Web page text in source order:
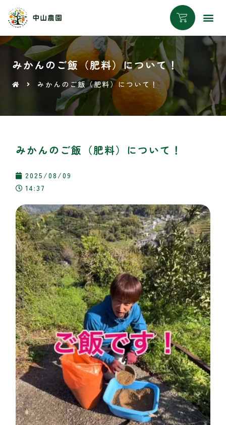
みかんのご飯（肥料）について！
みかんのご飯（肥料）について！
みかんのご飯（肥料）について！
2025/08/09
14:37